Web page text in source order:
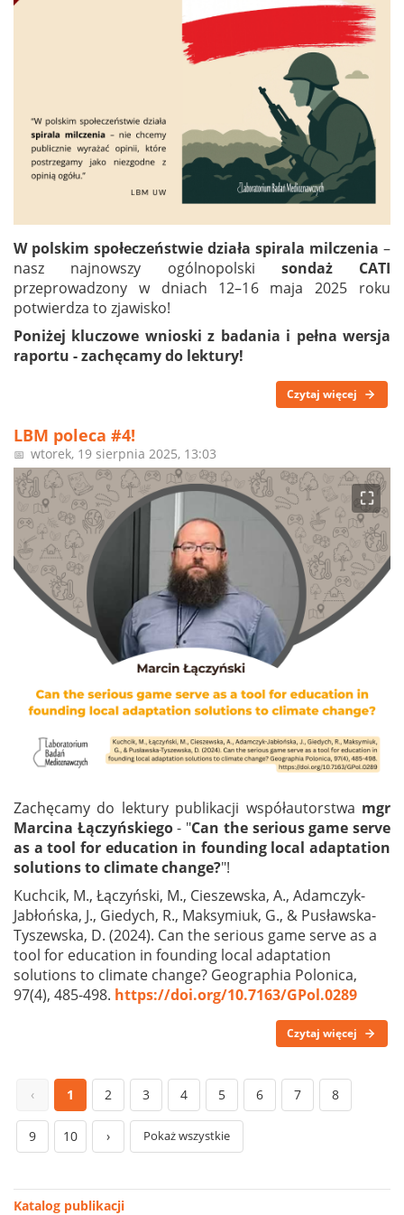
W polskim społeczeństwie działa spirala milczenia –
nasz najnowszy ogólnopolski sondaż CATI
przeprowadzony w dniach 12–16 maja 2025 roku
potwierdza to zjawisko!
Poniżej kluczowe wnioski z badania i pełna wersja
raportu - zachęcamy do lektury!
Czytaj więcej
LBM poleca #4!
📅 wtorek, 19 sierpnia 2025, 13:03
⛶
Zachęcamy do lektury publikacji współautorstwa mgr
Marcina Łączyńskiego- "Can the serious game serve
as a tool for education in founding local adaptation
solutions to climate change?"!
Kuchcik, M., Łączyński, M., Cieszewska, A., Adamczyk-
Jabłońska, J., Giedych, R., Maksymiuk, G., & Pusławska-
Tyszewska, D. (2024). Can the serious game serve as a
tool for education in founding local adaptation
solutions to climate change? Geographia Polonica,
97(4), 485-498. https://doi.org/10.7163/GPol.0289
Czytaj więcej
‹ 1 2 3 4 5 6 7 8
9 10 › Pokaż wszystkie
Katalog publikacji